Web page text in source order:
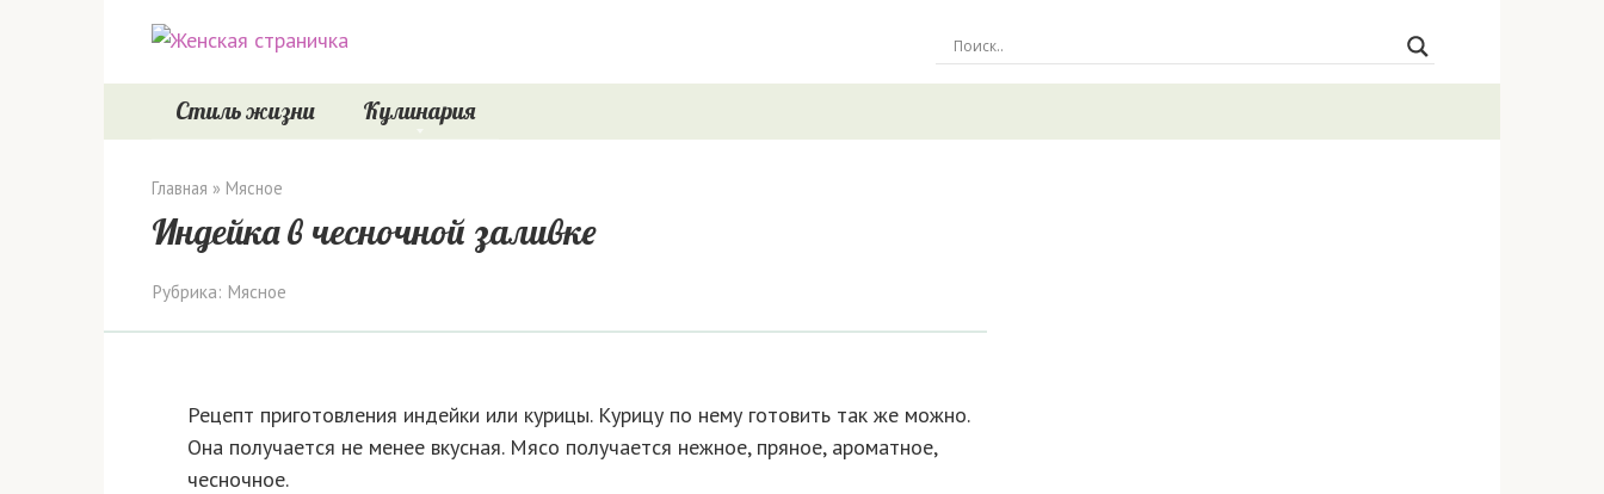
Стиль жизни Кулинария
Главная » Мясное
Индейка в чесночной заливке
Рубрика: Мясное
Рецепт приготовления индейки или курицы. Курицу по нему готовить так же можно.
Она получается не менее вкусная. Мясо получается нежное, пряное, ароматное,
чесночное.